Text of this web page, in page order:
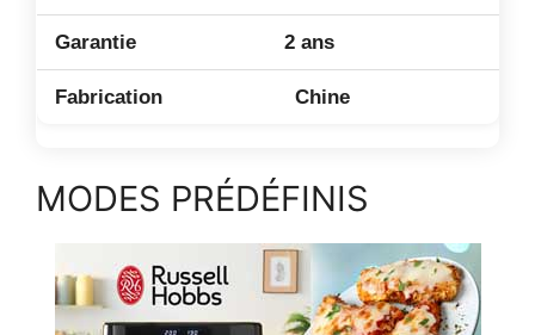
2 ans
Chine
MODES PRÉDÉFINIS